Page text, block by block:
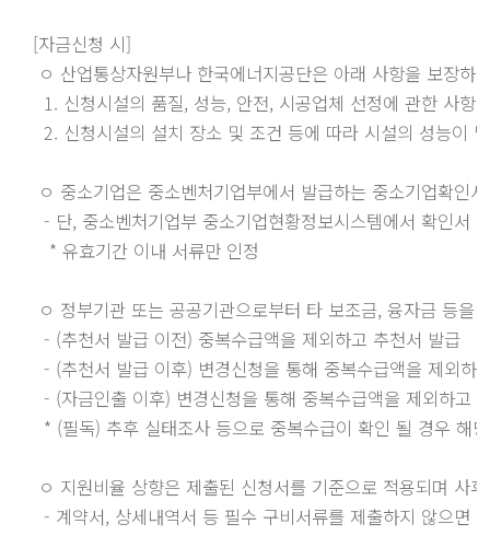
[자금신청 시]
ㅇ 산업통상자원부나 한국에너지공단은 아래 사항을 보장하
  1. 신청시설의 품질, 성능, 안전, 시공업체 선정에 관한 사항
2. 신청시설의 설치 장소 및 조건 등에 따라 시설의 성능이
ㅇ 중소기업은 중소벤처기업부에서 발급하는 중소기업확인
- 단, 중소벤처기업부 중소기업현황정보시스템에서 확인서
   * 유효기간 이내 서류만 인정
ㅇ 정부기관 또는 공공기관으로부터 타 보조금, 융자금 등을
  - (추천서 발급 이전) 중복수급액을 제외하고 추천서 발급
- (추천서 발급 이후) 변경신청을 통해 중복수급액을 제외하
- (자금인출 이후) 변경신청을 통해 중복수급액을 제외하고
* (필독) 추후 실태조사 등으로 중복수급이 확인 될 경우 해
ㅇ 지원비율 상향은 제출된 신청서를 기준으로 적용되며 사
- 계약서, 상세내역서 등 필수 구비서류를 제출하지 않으면